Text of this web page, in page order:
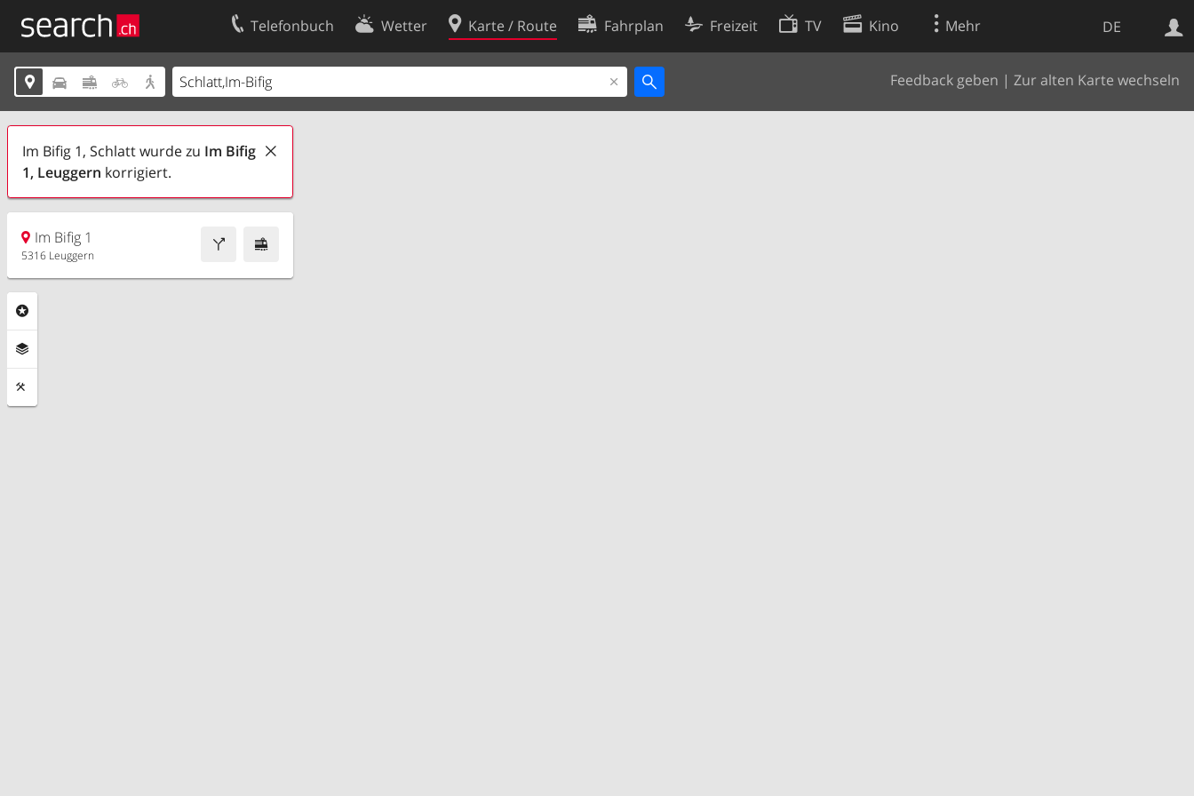
DE
Telefonbuch Wetter Karte / Route Fahrplan Freizeit TV Kino Mehr
     Feedback geben | Zur alten Karte wechseln
Im Bifig 1, Schlatt wurde zu Im Bifig
1, Leuggern korrigiert.
Im Bifig 1
5316 Leuggern
Websuche
Ihr Eintrag
Kundencenter Geschäftskunden
Nutzungsbedingungen
Cookie-Richtlinie
Cookie-Einstellungen